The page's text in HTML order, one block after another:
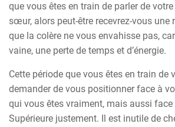
que vous êtes en train de parler de
sœur, alors peut-être recevrez-vous une
que la colère ne vous envahisse pas,
vaine, une perte de temps et d’énergie.
Cette période que vous êtes en train de
demander de vous positionner face à
qui vous êtes vraiment, mais aussi face
Supérieure justement. Il est inutile de